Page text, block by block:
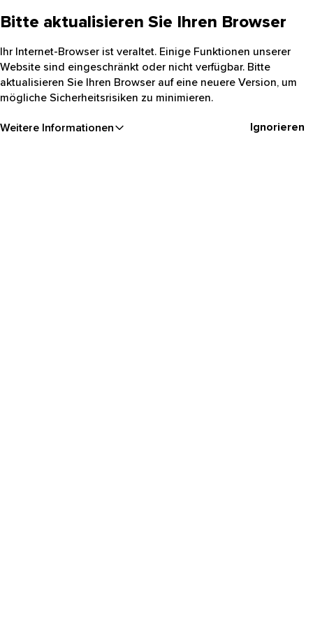
Bitte aktualisieren Sie Ihren Browser
Ihr Internet-Browser ist veraltet. Einige Funktionen unserer
Website sind eingeschränkt oder nicht verfügbar. Bitte
aktualisieren Sie Ihren Browser auf eine neuere Version, um
mögliche Sicherheitsrisiken zu minimieren.
Weitere Informationen Ignorieren